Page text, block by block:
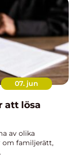
07. jun
att lösa
av olika
om familjerätt,